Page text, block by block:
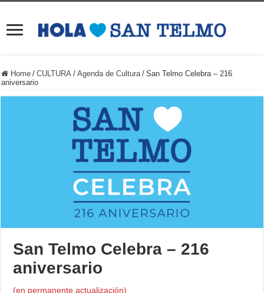
Home / CULTURA / Agenda de Cultura / San Telmo Celebra – 216
aniversario
San Telmo Celebra – 216
aniversario
(en permanente actualización)